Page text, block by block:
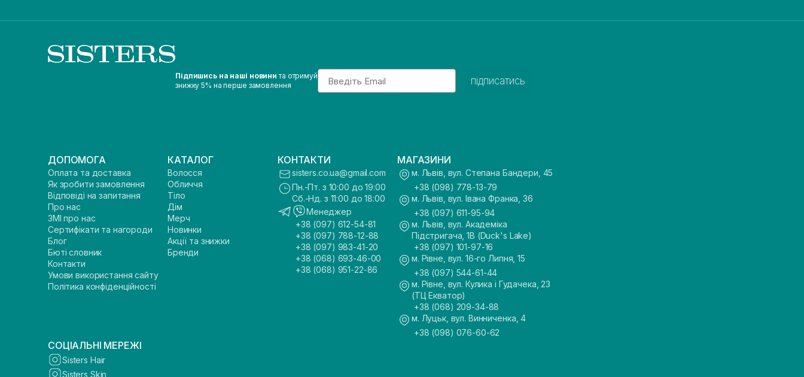
Підпишись на наші новини та отримуй
знижку 5% на перше замовлення
Email
підписатись
ДОПОМОГА
Оплата та доставка
Як зробити замовлення
Відповіді на запитання
Про нас
ЗМІ про нас
Сертифікати та нагороди
Блог
Бюті словник
Контакти
Умови використання сайту
Політика конфіденційності
КАТАЛОГ
Волосся
Обличчя
Тіло
Дім
Мерч
Новинки
Акції та знижки
Бренди
КОНТАКТИ
sisters.co.ua@gmail.com
Пн.-Пт. з 10:00 до 19:00
Сб.-Нд. з 11:00 до 18:00
Менеджер
+38 (097) 612-54-81
+38 (097) 788-12-88
+38 (097) 983-41-20
+38 (068) 693-46-00
+38 (068) 951-22-86
МАГАЗИНИ
м. Львів, вул. Степана Бандери, 45
+38 (098) 778-13-79
м. Львів, вул. Івана Франка, 36
+38 (097) 611-95-94
м. Львів, вул. Академіка
Підстригача, 1В (Duck's Lake)
+38 (097) 101-97-16
м. Рівне, вул. 16-го Липня, 15
+38 (097) 544-61-44
м. Рівне, вул. Кулика і Гудачека, 23
(ТЦ Екватор)
+38 (068) 209-34-88
м. Луцьк, вул. Винниченка, 4
+38 (098) 076-60-62
СОЦІАЛЬНІ МЕРЕЖІ
Sisters Hair
Sisters Skin